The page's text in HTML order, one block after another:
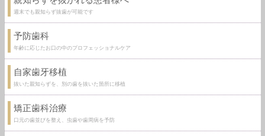
週末でも親知らず抜歯が可能です
予防歯科
年齢に応じたお口の中のプロフェッショナルケア
自家歯牙移植
抜いた親知らずを、別の歯を抜いた箇所に移植
矯正歯科治療
口元の歯並びを整え、虫歯や歯周病を予防